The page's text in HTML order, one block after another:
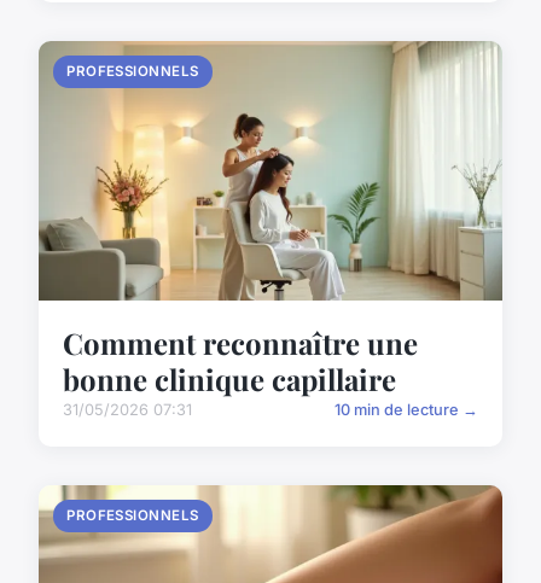
PROFESSIONNELS
Comment reconnaître une
bonne clinique capillaire
31/05/2026 07:31 10 min de lecture →
PROFESSIONNELS